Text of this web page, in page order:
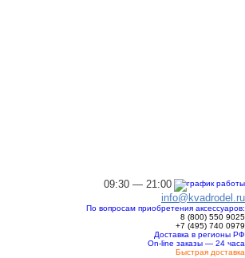
09:30 — 21:00
info@kvadrodel.ru
По вопросам приобретения аксессуаров:
8 (800) 550 9025
+7 (495) 740 0979
Доставка в регионы РФ
On-line заказы — 24 часа
Быстрая доставка